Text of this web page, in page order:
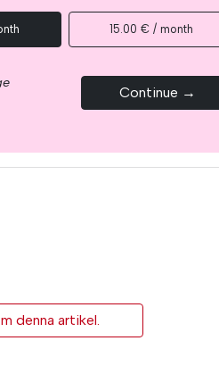
15.00 € / month
Continue →
denna artikel.